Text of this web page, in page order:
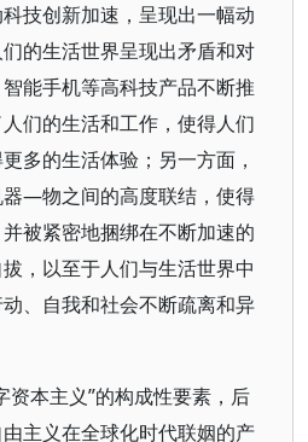
技创新加速，呈现出一幅动
的生活世界呈现出矛盾和对
能手机等高科技产品不断推
们的生活和工作，使得人们
多的生活体验；另一方面，
—物之间的高度联结，使得
被紧密地捆绑在不断加速的
，以至于人们与生活世界中
、自我和社会不断疏离和异
资本主义”的构成性要素，后
主义在全球化时代联姻的产